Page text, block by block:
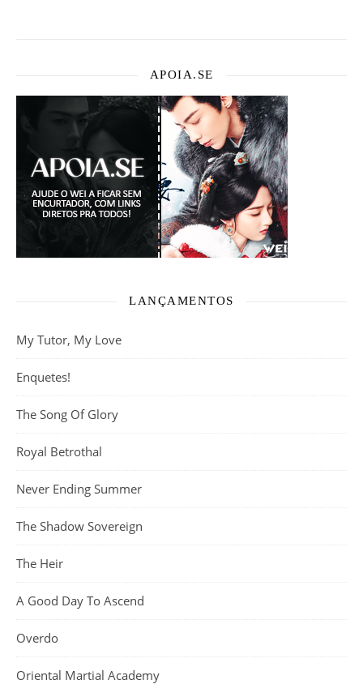
APOIA.SE
LANÇAMENTOS
My Tutor, My Love
Enquetes!
The Song Of Glory
Royal Betrothal
Never Ending Summer
The Shadow Sovereign
The Heir
A Good Day To Ascend
Overdo
Oriental Martial Academy